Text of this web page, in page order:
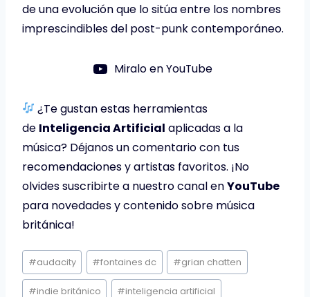
de una evolución que lo sitúa entre los nombres
imprescindibles del post-punk contemporáneo.
Miralo en YouTube
¿Te gustan estas herramientas
de Inteligencia Artificial aplicadas a la
música? Déjanos un comentario con tus
recomendaciones y artistas favoritos. ¡No
olvides suscribirte a nuestro canal enYouTube
para novedades y contenido sobre música
británica!
Etiquetas
de
la
#audacity #fontaines dc #grian chatten
#indie británico #inteligencia artificial